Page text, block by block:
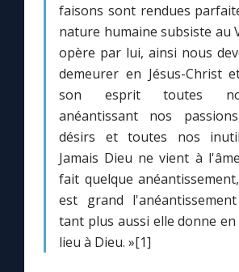
faisons sont rendues
nature humaine subsiste au
opère par lui, ainsi nous
demeurer en Jésus-Christ
son esprit toutes
anéantissant nos
désirs et toutes nos
Jamais Dieu ne vient à
fait quelque
est grand
tant plus aussi elle donne en
lieu à Dieu. »[1]